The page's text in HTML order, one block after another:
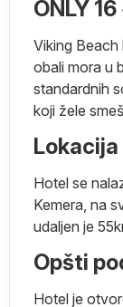
ONLY 16
Viking Beach
obali mora u
standardnih
koji žele
Lokacija
Hotel se
Kemera, na
udaljen je
Opšti
Hotel je